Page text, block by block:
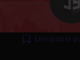
Enregistrer